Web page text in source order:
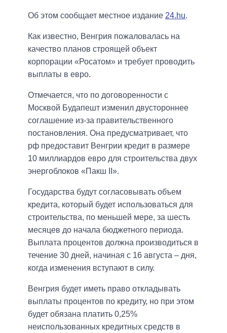
Об этом сообщает местное издание 24.hu.
Как известно, Венгрия пожаловалась на
качество планов строящей объект
корпорации «Росатом» и требует проводить
выплаты в евро.
Отмечается, что по договоренности с
Москвой Будапешт изменил двустороннее
соглашение из-за правительственного
постановления. Она предусматривает, что
рф предоставит Венгрии кредит в размере
10 миллиардов евро для строительства двух
энергоблоков «Пакш II».
Государства будут согласовывать объем
кредита, который будет использоваться для
строительства, по меньшей мере, за шесть
месяцев до начала бюджетного периода.
Выплата процентов должна производиться в
течение 30 дней, начиная с 16 августа – дня,
когда изменения вступают в силу.
Венгрия будет иметь право откладывать
выплаты процентов по кредиту, но при этом
будет обязана платить 0,25%
неиспользованных кредитных средств в